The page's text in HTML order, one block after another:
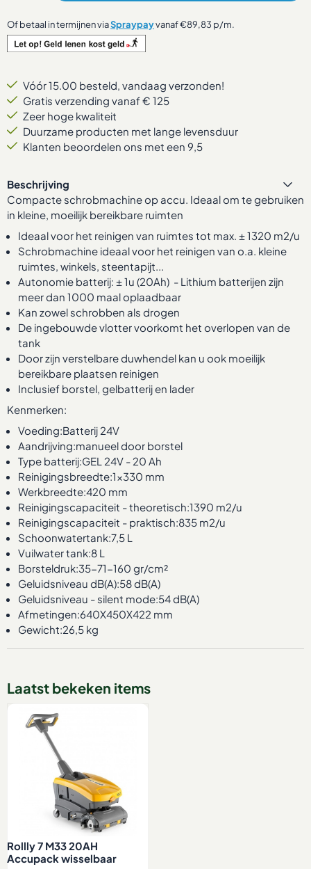
Of betaal in termijnen viaSpraypayvanaf€89,83 p/m.
Vóór 15.00 besteld, vandaag verzonden!
Gratis verzending vanaf € 125
Zeer hoge kwaliteit
Duurzame producten met lange levensduur
Klanten beoordelen ons met een 9,5
Beschrijving
Compacte schrobmachine op accu. Ideaal om te gebruiken
in kleine, moeilijk bereikbare ruimten
Ideaal voor het reinigen van ruimtes tot max. ± 1320 m2/u
Schrobmachine ideaal voor het reinigen van o.a. kleine
ruimtes, winkels, steentapijt...
Autonomie batterij: ± 1u (20Ah) - Lithium batterijen zijn
meer dan 1000 maal oplaadbaar
Kan zowel schrobben als drogen
De ingebouwde vlotter voorkomt het overlopen van de
tank
Door zijn verstelbare duwhendel kan u ook moeilijk
bereikbare plaatsen reinigen
Inclusief borstel, gelbatterij en lader
Kenmerken:
Voeding:Batterij 24V
Aandrijving:manueel door borstel
Type batterij:GEL 24V - 20 Ah
Reinigingsbreedte:1x330 mm
Werkbreedte:420 mm
Reinigingscapaciteit - theoretisch:1390 m2/u
Reinigingscapaciteit - praktisch:835 m2/u
Schoonwatertank:7,5 L
Vuilwater tank:8 L
Borsteldruk:35-71-160 gr/cm²
Geluidsniveau dB(A):58 dB(A)
Geluidsniveau - silent mode:54 dB(A)
Afmetingen:640X450X422 mm
Gewicht:26,5 kg
Laatst bekeken items
Rollly 7 M33 20AH
Accupack wisselbaar